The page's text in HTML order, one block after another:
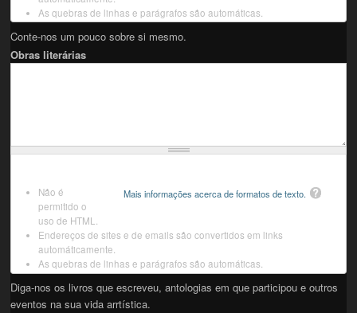
As quebras de linhas e parágrafos são automáticas.
Conte-nos um pouco sobre si mesmo.
Obras literárias
Mais informações acerca de formatos de texto.
Não é
permitido o
uso de HTML.
Endereços de sites e de emails são convertidos em links
automáticamente.
As quebras de linhas e parágrafos são automáticas.
Diga-nos os livros que escreveu, antologias em que participou e outros
eventos na sua vida arrtística.